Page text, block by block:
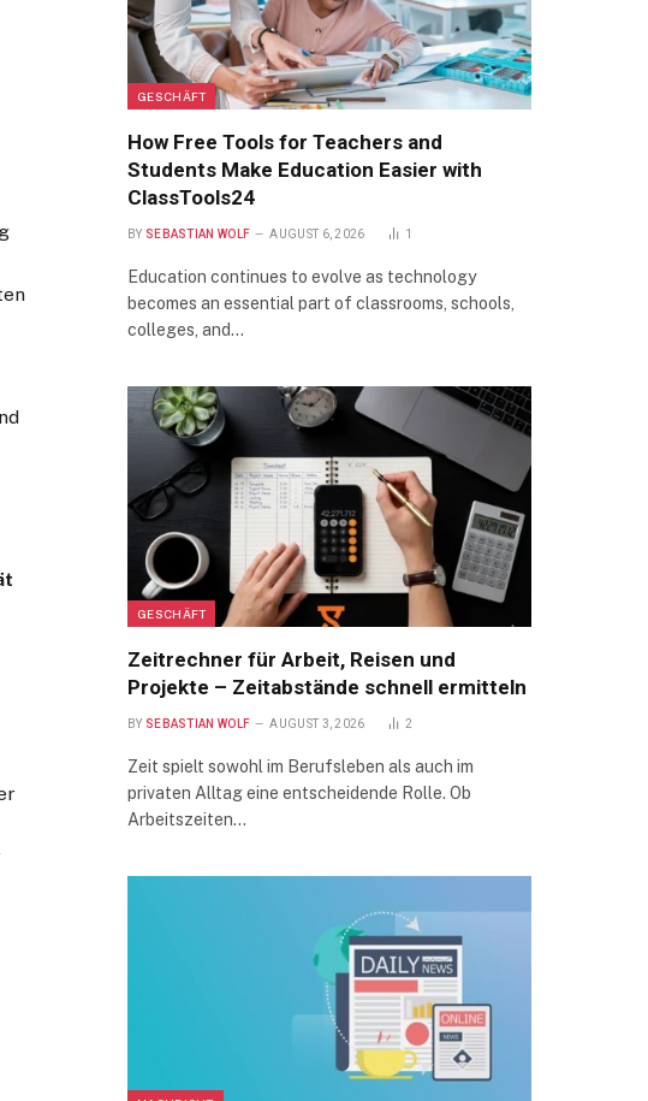
GESCHÄFT
How Free Tools for Teachers and
Students Make Education Easier with
ClassTools24
BY SEBASTIAN WOLF AUGUST 6, 2026 1
Education continues to evolve as technology
becomes an essential part of classrooms, schools,
colleges, and…
GESCHÄFT
Zeitrechner für Arbeit, Reisen und
Projekte – Zeitabstände schnell ermitteln
BY SEBASTIAN WOLF AUGUST 3, 2026 2
Zeit spielt sowohl im Berufsleben als auch im
privaten Alltag eine entscheidende Rolle. Ob
Arbeitszeiten…